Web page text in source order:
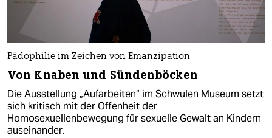
Pädophilie im Zeichen von Emanzipation
Von Knaben und Sündenböcken
Die Ausstellung „Aufarbeiten“ im Schwulen Museum setzt
sich kritisch mit der Offenheit der
Homosexuellenbewegung für sexuelle Gewalt an Kindern
auseinander.